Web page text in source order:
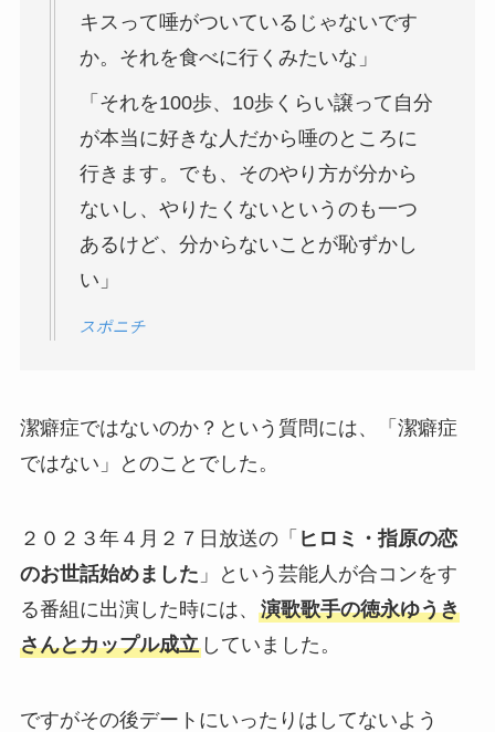
キスって唾がついているじゃないです
か。それを食べに行くみたいな」
「それを100歩、10歩くらい譲って自分
が本当に好きな人だから唾のところに
行きます。でも、そのやり方が分から
ないし、やりたくないというのも一つ
あるけど、分からないことが恥ずかし
い」
スポニチ
潔癖症ではないのか？という質問には、「潔癖症
ではない」とのことでした。
２０２３年４月２７日放送の「 ヒロミ・指原の恋
のお世話始めました 」という芸能人が合コンをす
る番組に出演した時には、 演歌歌手の徳永ゆうき
さんとカップル成立していました。
ですがその後デートにいったりはしてないよう